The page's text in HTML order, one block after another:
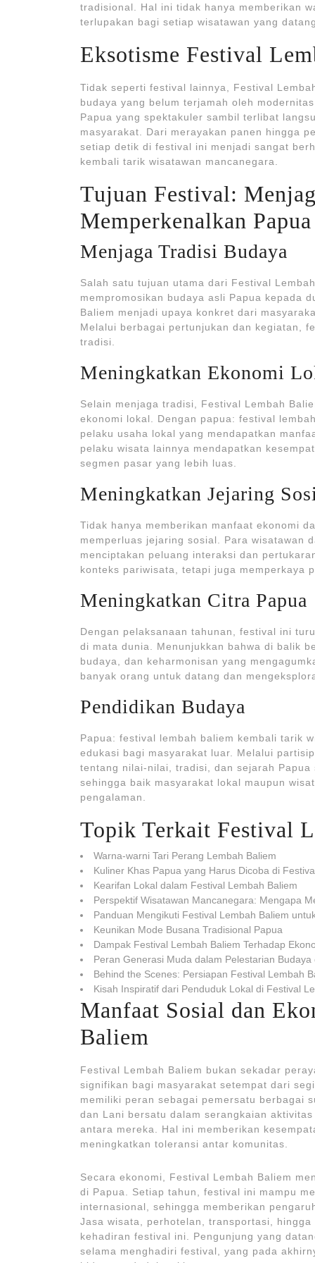
tradisional. Hal ini tidak hanya memberikan
terlupakan bagi setiap wisatawan yang
Eksotisme Festival
Tidak seperti festival lainnya, Festival
budaya yang belum terjamah oleh
Papua yang spektakuler sambil terlibat
masyarakat. Dari merayakan panen hingga
setiap detik di festival ini menjadi sangat
kembali tarik wisatawan mancanegara.
Tujuan Festival:
Memperkenalkan Papua
Menjaga Tradisi Budaya
Salah satu tujuan utama dari Festival
mempromosikan budaya asli Papua kepada
Baliem menjadi upaya konkret dari
Melalui berbagai pertunjukan dan kegiatan,
tradisi.
Meningkatkan Ekonomi
Selain menjaga tradisi, Festival Lembah
ekonomi lokal. Dengan papua: festival
pelaku usaha lokal yang mendapatkan
pelaku wisata lainnya mendapatkan
segmen pasar yang lebih luas.
Meningkatkan Jejaring
Tidak hanya memberikan manfaat ekonomi
memperluas jejaring sosial. Para wisatawan
menciptakan peluang interaksi dan
konteks pariwisata, tetapi juga memperkaya
Meningkatkan Citra Papua
Dengan pelaksanaan tahunan, festival ini
di mata dunia. Menunjukkan bahwa di balik
budaya, dan keharmonisan yang
banyak orang untuk datang dan
Pendidikan Budaya
Papua: festival lembah baliem kembali tarik
edukasi bagi masyarakat luar. Melalui
tentang nilai-nilai, tradisi, dan sejarah
sehingga baik masyarakat lokal maupun
pengalaman.
Topik Terkait Festival
Warna-warni Tari Perang Lembah Baliem
Kuliner Khas Papua yang Harus Dicoba di
Kearifan Lokal dalam Festival Lembah Baliem
Perspektif Wisatawan Mancanegara: Mengapa
Panduan Mengikuti Festival Lembah Baliem
Keunikan Mode Busana Tradisional Papua
Dampak Festival Lembah Baliem Terhadap
Peran Generasi Muda dalam Pelestarian
Behind the Scenes: Persiapan Festival Lembah
Kisah Inspiratif dari Penduduk Lokal di Festival
Manfaat Sosial dan
Baliem
Festival Lembah Baliem bukan sekadar
signifikan bagi masyarakat setempat dari
memiliki peran sebagai pemersatu berbagai
dan Lani bersatu dalam serangkaian
antara mereka. Hal ini memberikan
meningkatkan toleransi antar komunitas.
Secara ekonomi, Festival Lembah Baliem
di Papua. Setiap tahun, festival ini mampu
internasional, sehingga memberikan
Jasa wisata, perhotelan, transportasi,
kehadiran festival ini. Pengunjung yang
selama menghadiri festival, yang pada